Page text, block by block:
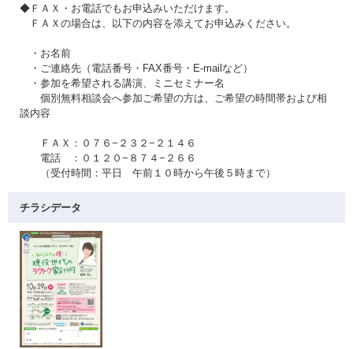
◆ＦＡＸ・お電話でもお申込みいただけます。
ＦＡＸの場合は、以下の内容を添えてお申込みください。
・お名前
・ご連絡先（電話番号・FAX番号・E-mailなど）
・参加を希望される講演、ミニセミナー名
個別無料相談会へ参加ご希望の方は、ご希望の時間帯および相
談内容
ＦＡＸ：０７６−２３２−２１４６
電話 ：０１２０−８７４−２６６
（受付時間：平日 午前１０時から午後５時まで）
チラシデータ